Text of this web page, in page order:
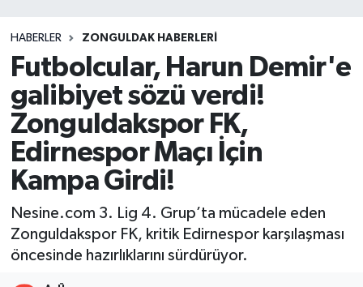
HABERLER ZONGULDAK HABERLERI
Futbolcular, Harun Demir'e
galibiyet sözü verdi!
Zonguldakspor FK,
Edirnespor Maçı İçin
Kampa Girdi!
Nesine.com 3. Lig 4. Grup’ta mücadele eden
Zonguldakspor FK, kritik Edirnespor karşılaşması
öncesinde hazırlıklarını sürdürüyor.
KİLİMLİ
BARTIN
BOLU
ÇAYCUMA
DEVREK
DÜZCE
Tüm Manşetler
Son Dakika Haberleri
Haber Arşivi